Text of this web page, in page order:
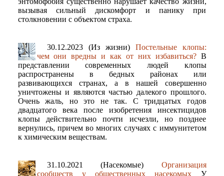
вызывая сильный дискомфорт и панику при
столкновении с объектом страха.
30.12.2023 (Из жизни) Постельные клопы:
чем они вредны и как от них избавиться?В
представлении современных людей клопы
распространены в бедных районах или
развивающихся странах, а в нашей совершенно
уничтожены и являются частью далекого прошлого.
Очень жаль, но это не так. С тридцатых годов
двадцатого века после изобретения инсектицидов
клопы действительно почти исчезли, но позднее
вернулись, причем во многих случаях с иммунитетом
к химическим веществам.
31.10.2021 (Насекомые) Организация
сообществ у общественных насекомых У